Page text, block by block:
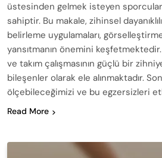
üstesinden gelmek isteyen
sahiptir. Bu makale, zihinsel
belirleme uygulamaları,
yansıtmanın önemini
ve takım çalışmasının güçlü bir
bileşenler olarak ele alınmaktadır.
ölçebileceğimizi ve bu egzersizleri
Read More